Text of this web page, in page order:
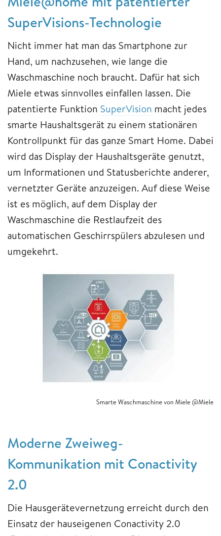
SuperVisions-Technologie
Nicht immer hat man das Smartphone zur
Hand, um nachzusehen, wie lange die
Waschmaschine noch braucht. Dafür hat sich
Miele etwas sinnvolles einfallen lassen. Die
patentierte Funktion SuperVision macht jedes
smarte Haushaltsgerät zu einem stationären
Kontrollpunkt für das ganze Smart Home. Dabei
wird das Display der Haushaltsgeräte genutzt,
um Informationen und Statusberichte anderer,
vernetzter Geräte anzuzeigen. Auf diese Weise
ist es möglich, auf dem Display der
Waschmaschine die Restlaufzeit des
automatischen Geschirrspülers abzulesen und
umgekehrt.
Smarte Waschmaschine von Miele @Miele
Moderne Zweiweg-
Kommunikation mit Conactivity
2.0
Die Hausgerätevernetzung erreicht durch den
Einsatz der hauseigenen Conactivity 2.0